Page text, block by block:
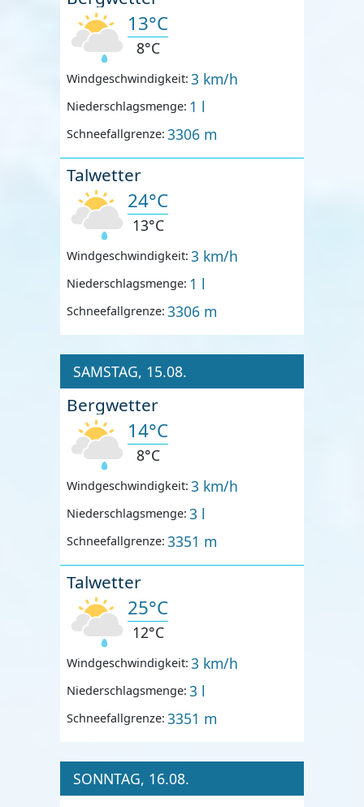
13°C
8°C
Windgeschwindigkeit: 3 km/h
Niederschlagsmenge: 1 l
Schneefallgrenze: 3306 m
Talwetter
24°C
13°C
Windgeschwindigkeit: 3 km/h
Niederschlagsmenge: 1 l
Schneefallgrenze: 3306 m
SAMSTAG, 15.08.
Bergwetter
14°C
8°C
Windgeschwindigkeit: 3 km/h
Niederschlagsmenge: 3 l
Schneefallgrenze: 3351 m
Talwetter
25°C
12°C
Windgeschwindigkeit: 3 km/h
Niederschlagsmenge: 3 l
Schneefallgrenze: 3351 m
SONNTAG, 16.08.